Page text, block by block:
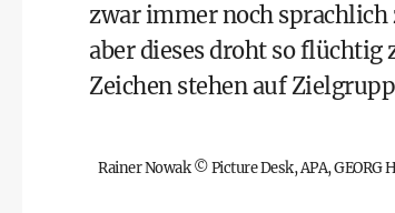
zwar immer noch
aber dieses droht so flüchtig
Zeichen stehen auf
Rainer Nowak©Picture Desk, APA, GEORG